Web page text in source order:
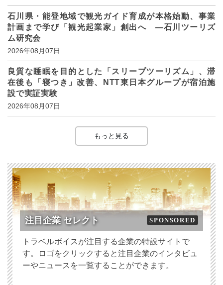
石川県・能登地域で観光ガイド育成が本格始動、事業
計画まで学び「観光起業家」創出へ ―石川ツーリズ
ム研究会
2026年08月07日
良質な睡眠を目的とした「スリープツーリズム」、滞
在後も「寝つき」改善、NTT東日本グループが宿泊施
設で実証実験
2026年08月07日
もっと見る
注目企業 セレクト SPONSORED
トラベルボイスが注目する企業の特設サイトで
す。ロゴをクリックすると注目企業のインタビュ
ーやニュースを一覧することができます。